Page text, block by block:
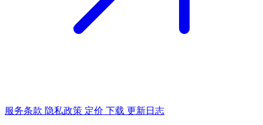
服务条款 隐私政策 定价 下载 更新日志